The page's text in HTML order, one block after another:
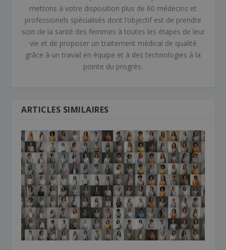
mettons à votre disposition plus de 60 médecins et
professionels spécialisés dont l’objectif est de prendre
soin de la santé des femmes à toutes les étapes de leur
vie et de proposer un traitement médical de qualité
grâce à un travail en équipe et à des technologies à la
pointe du progrès.
ARTICLES SIMILAIRES